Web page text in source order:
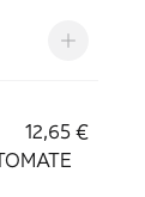
12,65 €